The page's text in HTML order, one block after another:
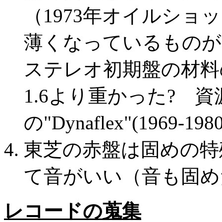
（1973年オイルショ
薄くなっているもの
ステレオ初期盤の材
1.6より重かった? 資
の"Dynaflex"(1969-
東芝の赤盤は固めの
て音がいい（音も固
レコードの蒐集